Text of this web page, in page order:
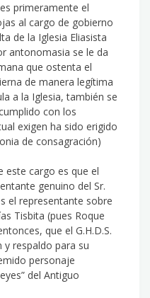
primeramente el
al cargo de gobierno
de la Iglesia Eliasista
antonomasia se le da
que ostenta el
de manera legítima
a la Iglesia, también se
con los
exigen ha sido erigido
de consagración)
este cargo es que el
genuino del Sr.
el representante sobre
Tisbita (pues Roque
que el G.H.D.S.
respaldo para su
personaje
del Antiguo